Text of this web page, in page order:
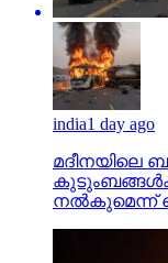
india1 day ago
മദീനയിലെ
നല്‍കുമെന്ന്